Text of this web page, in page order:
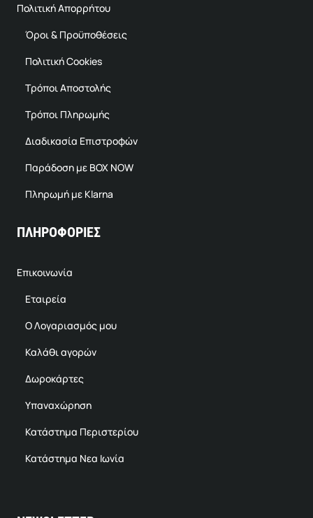
Πολιτική Απορρήτου
Όροι & Προϋποθέσεις
Πολιτική Cookies
Τρόποι Αποστολής
Τρόποι Πληρωμής
Διαδικασία Επιστροφών
Παράδοση με BOX NOW
Πληρωμή με Klarna
ΠΛΗΡΟΦΟΡΙΕΣ
Επικοινωνία
Εταιρεία
Ο Λογαριασμός μου
Καλάθι αγορών
Δωροκάρτες
Υπαναχώρηση
Κατάστημα Περιστερίου
Κατάστημα Νεα Ιωνία